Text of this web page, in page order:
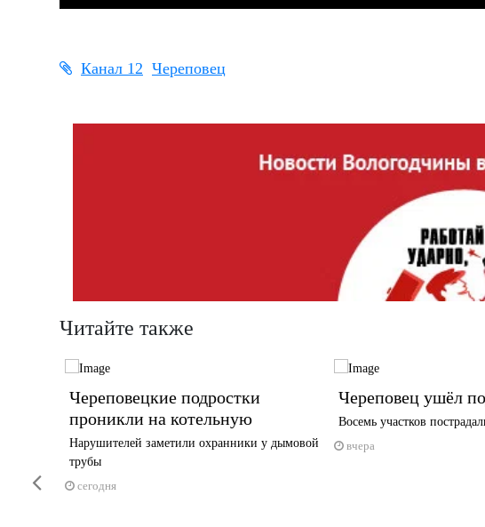
Канал 12 Череповец
Читайте также
Череповецкие подростки
проникли на котельную
Нарушителей заметили охранники у дымовой
трубы
сегодня
Череповец ушёл
Восемь участков
вчера